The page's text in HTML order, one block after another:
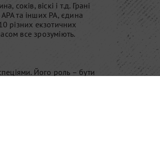
соків, віскі і т.д. Грані
та інших PA, єдина
різних екзотичних
все зрозуміють.
Його роль – бути
які вважають це
використовує